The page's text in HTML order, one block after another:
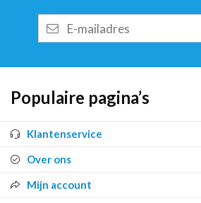
mailadres
Populaire pagina’s
Klantenservice
Over ons
Mijn account